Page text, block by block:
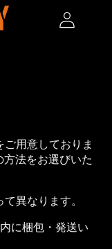
用意しておりま
法をお選びいた
異なります。
に梱包・発送い